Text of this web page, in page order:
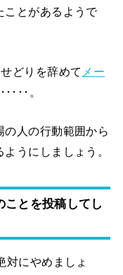
ことがあるようで
どりを辞めて メー
･･･。
人の行動範囲から
うにしましょう。
とを投稿してし
対にやめましょ